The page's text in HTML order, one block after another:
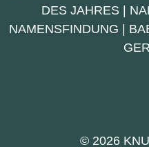
DES JAHRES
NAMENSFINDUNG
© 2026